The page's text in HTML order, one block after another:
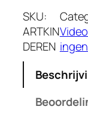
i
n
i
g
SKU:
ARTKIN
DEREN ingen